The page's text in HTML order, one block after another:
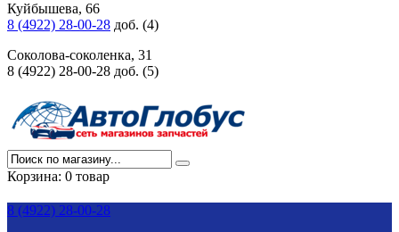
Куйбышева, 66
8 (4922) 28-00-28 доб. (4)
Соколова-соколенка, 31
8 (4922) 28-00-28 доб. (5)
Корзина: 0 товар
8 (4922) 28-00-28